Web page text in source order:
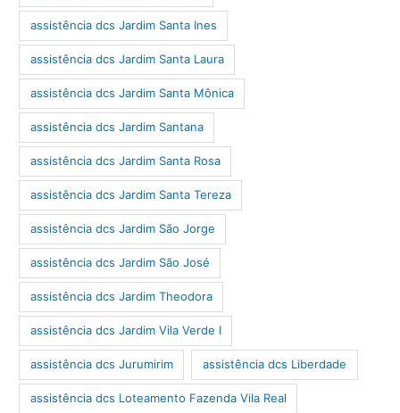
assistência dcs Jardim Santa Ines
assistência dcs Jardim Santa Laura
assistência dcs Jardim Santa Mônica
assistência dcs Jardim Santana
assistência dcs Jardim Santa Rosa
assistência dcs Jardim Santa Tereza
assistência dcs Jardim São Jorge
assistência dcs Jardim São José
assistência dcs Jardim Theodora
assistência dcs Jardim Vila Verde I
assistência dcs Jurumirim assistência dcs Liberdade
assistência dcs Loteamento Fazenda Vila Real